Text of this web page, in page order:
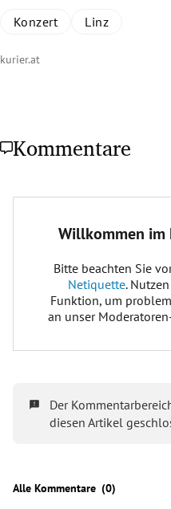
Konzert Linz
kurier.at
Kommentare